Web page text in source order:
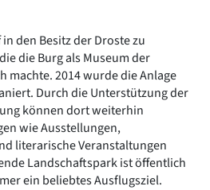
den Besitz der Droste zu
die Burg als Museum der
machte. 2014 wurde die Anlage
Durch die Unterstützung der
können dort weiterhin
wie Ausstellungen,
literarische Veranstaltungen
Landschaftspark ist öffentlich
ein beliebtes Ausflugsziel.